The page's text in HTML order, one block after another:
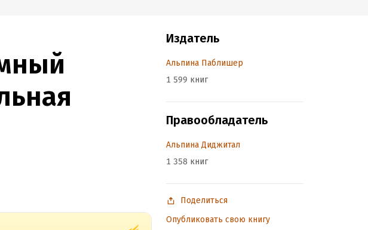
Издатель
Альпина Паблишер
1 599 книг
Правообладатель
Альпина Диджитал
1 358 книг
Поделиться
Опубликовать свою книгу